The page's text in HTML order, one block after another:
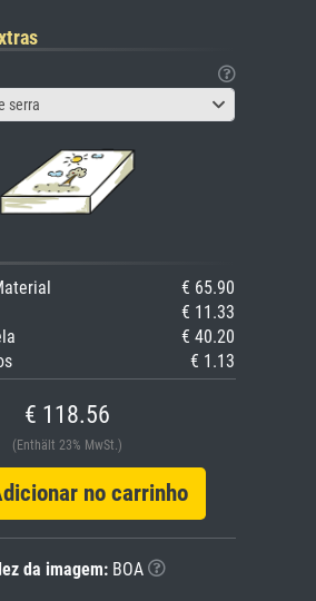
serra
€ 65.90
€ 11.33
€ 40.20
€ 1.13
€ 118.56
(Enthält 23% MwSt.)
no carrinho
da imagem: BOA